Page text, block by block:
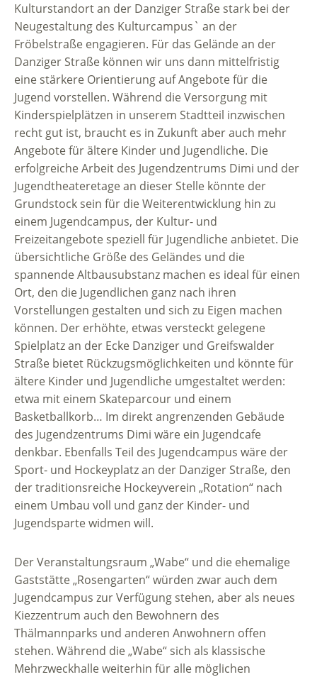
Kulturstandort an der Danziger Straße stark bei der
Neugestaltung des Kulturcampus` an der
Fröbelstraße engagieren. Für das Gelände an der
Danziger Straße können wir uns dann mittelfristig
eine stärkere Orientierung auf Angebote für die
Jugend vorstellen. Während die Versorgung mit
Kinderspielplätzen in unserem Stadtteil inzwischen
recht gut ist, braucht es in Zukunft aber auch mehr
Angebote für ältere Kinder und Jugendliche. Die
erfolgreiche Arbeit des Jugendzentrums Dimi und der
Jugendtheateretage an dieser Stelle könnte der
Grundstock sein für die Weiterentwicklung hin zu
einem Jugendcampus, der Kultur- und
Freizeitangebote speziell für Jugendliche anbietet. Die
übersichtliche Größe des Geländes und die
spannende Altbausubstanz machen es ideal für einen
Ort, den die Jugendlichen ganz nach ihren
Vorstellungen gestalten und sich zu Eigen machen
können. Der erhöhte, etwas versteckt gelegene
Spielplatz an der Ecke Danziger und Greifswalder
Straße bietet Rückzugsmöglichkeiten und könnte für
ältere Kinder und Jugendliche umgestaltet werden:
etwa mit einem Skateparcour und einem
Basketballkorb… Im direkt angrenzenden Gebäude
des Jugendzentrums Dimi wäre ein Jugendcafe
denkbar. Ebenfalls Teil des Jugendcampus wäre der
Sport- und Hockeyplatz an der Danziger Straße, den
der traditionsreiche Hockeyverein „Rotation“ nach
einem Umbau voll und ganz der Kinder- und
Jugendsparte widmen will.
Der Veranstaltungsraum „Wabe“ und die ehemalige
Gaststätte „Rosengarten“ würden zwar auch dem
Jugendcampus zur Verfügung stehen, aber als neues
Kiezzentrum auch den Bewohnern des
Thälmannparks und anderen Anwohnern offen
stehen. Während die „Wabe“ sich als klassische
Mehrzweckhalle weiterhin für alle möglichen